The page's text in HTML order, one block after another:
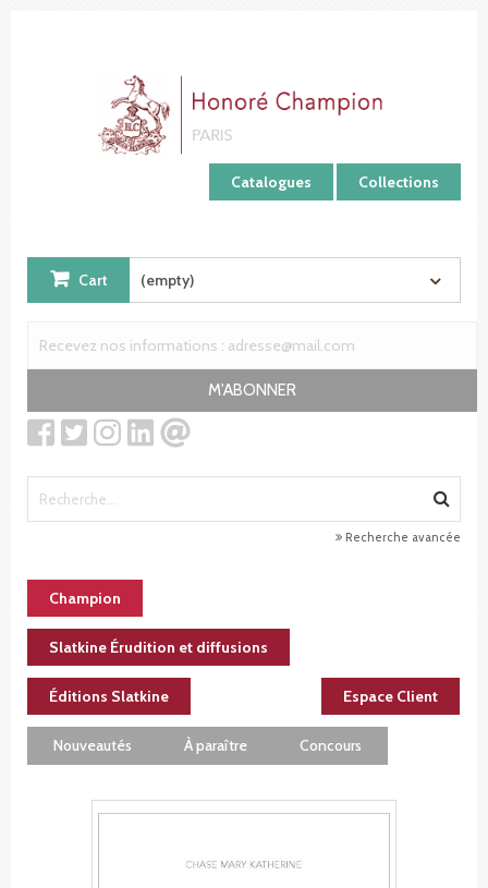
Catalogues Collections
Cart (empty)
M'ABONNER
Recherche avancée
Champion
Slatkine Érudition et diffusions
Éditions Slatkine Espace Client
Nouveautés À paraître Concours